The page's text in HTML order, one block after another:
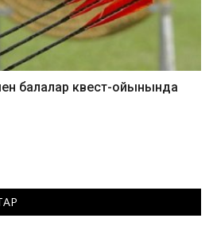
балалар квест-ойынында